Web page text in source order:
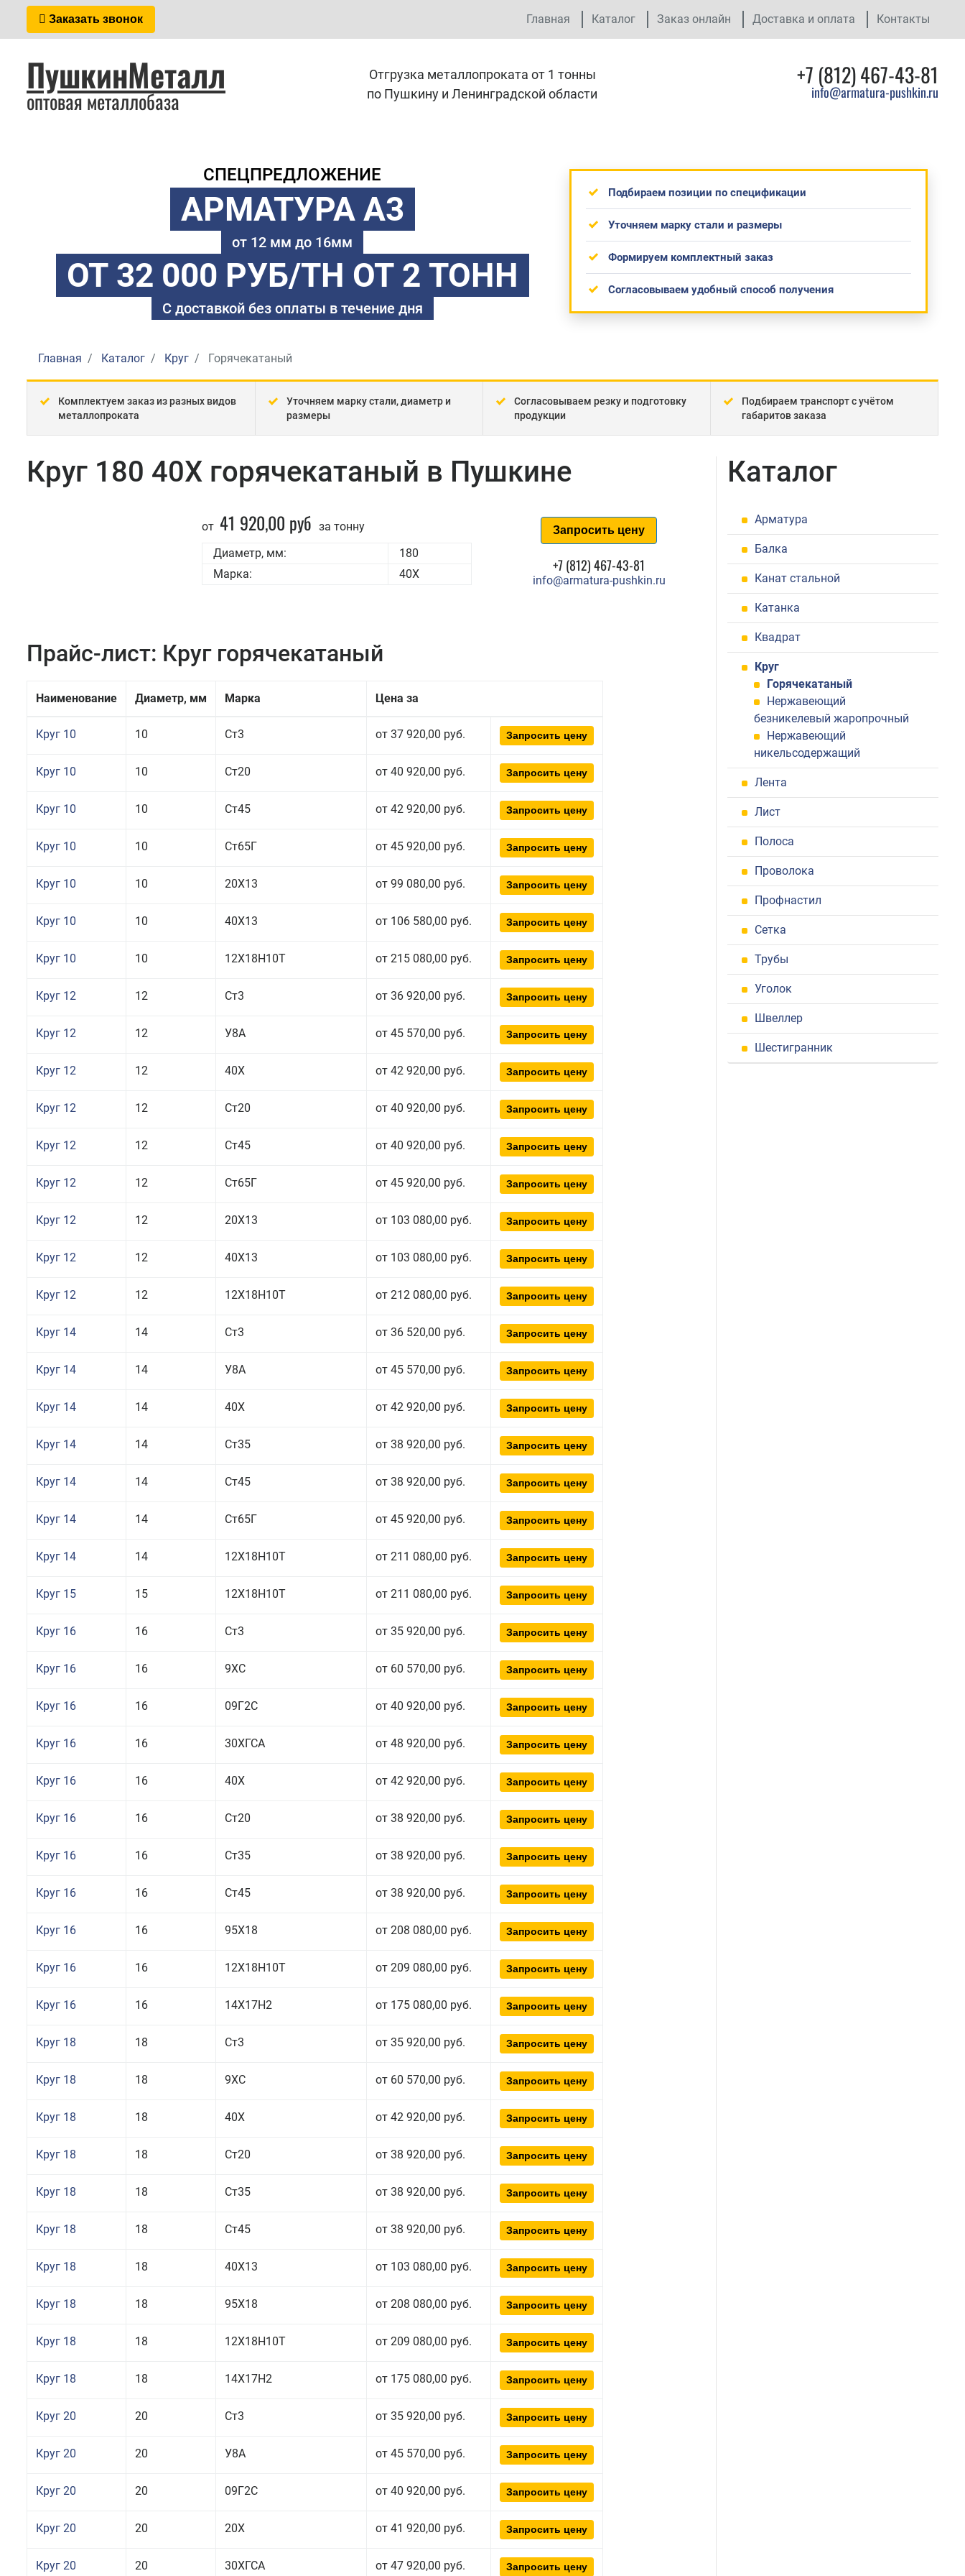
Заказать звонок Главная Каталог Заказ онлайн Доставка и оплата Контакты
ПушкинМеталл
оптовая металлобаза
Отгрузка металлопроката от 1 тонны
по Пушкину и Ленинградской области
+7 (812) 467-43-81
info@armatura-pushkin.ru
СПЕЦПРЕДЛОЖЕНИЕ
АРМАТУРА А3
от 12 мм до 16мм
ОТ 32 000 РУБ/ТН ОТ 2 ТОНН
С доставкой без оплаты в течение дня
Подбираем позиции по спецификации
Уточняем марку стали и размеры
Формируем комплектный заказ
Согласовываем удобный способ получения
Главная Каталог Круг Горячекатаный
Комплектуем заказ из разных видов
металлопроката
Уточняем марку стали, диаметр и
размеры
Согласовываем резку и подготовку
продукции
Подбираем транспорт с учётом
габаритов заказа
Круг 180 40Х горячекатаный в Пушкине
от 41 920,00 руб за тонну
Диаметр, мм:
180
Марка:
40Х
Запросить цену
+7 (812) 467-43-81
info@armatura-pushkin.ru
Прайс-лист: Круг горячекатаный
Наименование Диаметр, мм Марка Цена за
Круг 10 10 Ст3 от 37 920,00 руб. Запросить цену
Круг 10 10 Ст20 от 40 920,00 руб. Запросить цену
Круг 10 10 Ст45 от 42 920,00 руб. Запросить цену
Круг 10 10 Ст65Г от 45 920,00 руб. Запросить цену
Круг 10 10 20Х13 от 99 080,00 руб. Запросить цену
Круг 10 10 40Х13 от 106 580,00 руб. Запросить цену
Круг 10 10 12Х18Н10Т от 215 080,00 руб. Запросить цену
Круг 12 12 Ст3 от 36 920,00 руб. Запросить цену
Круг 12 12 У8А от 45 570,00 руб. Запросить цену
Круг 12 12 40Х от 42 920,00 руб. Запросить цену
Круг 12 12 Ст20 от 40 920,00 руб. Запросить цену
Круг 12 12 Ст45 от 40 920,00 руб. Запросить цену
Круг 12 12 Ст65Г от 45 920,00 руб. Запросить цену
Круг 12 12 20Х13 от 103 080,00 руб. Запросить цену
Круг 12 12 40Х13 от 103 080,00 руб. Запросить цену
Круг 12 12 12Х18Н10Т от 212 080,00 руб. Запросить цену
Круг 14 14 Ст3 от 36 520,00 руб. Запросить цену
Круг 14 14 У8А от 45 570,00 руб. Запросить цену
Круг 14 14 40Х от 42 920,00 руб. Запросить цену
Круг 14 14 Ст35 от 38 920,00 руб. Запросить цену
Круг 14 14 Ст45 от 38 920,00 руб. Запросить цену
Круг 14 14 Ст65Г от 45 920,00 руб. Запросить цену
Круг 14 14 12Х18Н10Т от 211 080,00 руб. Запросить цену
Круг 15 15 12Х18Н10Т от 211 080,00 руб. Запросить цену
Круг 16 16 Ст3 от 35 920,00 руб. Запросить цену
Круг 16 16 9ХС от 60 570,00 руб. Запросить цену
Круг 16 16 09Г2С от 40 920,00 руб. Запросить цену
Круг 16 16 30ХГСА от 48 920,00 руб. Запросить цену
Круг 16 16 40Х от 42 920,00 руб. Запросить цену
Круг 16 16 Ст20 от 38 920,00 руб. Запросить цену
Круг 16 16 Ст35 от 38 920,00 руб. Запросить цену
Круг 16 16 Ст45 от 38 920,00 руб. Запросить цену
Круг 16 16 95Х18 от 208 080,00 руб. Запросить цену
Круг 16 16 12Х18Н10Т от 209 080,00 руб. Запросить цену
Круг 16 16 14Х17Н2 от 175 080,00 руб. Запросить цену
Круг 18 18 Ст3 от 35 920,00 руб. Запросить цену
Круг 18 18 9ХС от 60 570,00 руб. Запросить цену
Круг 18 18 40Х от 42 920,00 руб. Запросить цену
Круг 18 18 Ст20 от 38 920,00 руб. Запросить цену
Круг 18 18 Ст35 от 38 920,00 руб. Запросить цену
Круг 18 18 Ст45 от 38 920,00 руб. Запросить цену
Круг 18 18 40Х13 от 103 080,00 руб. Запросить цену
Круг 18 18 95Х18 от 208 080,00 руб. Запросить цену
Круг 18 18 12Х18Н10Т от 209 080,00 руб. Запросить цену
Круг 18 18 14Х17Н2 от 175 080,00 руб. Запросить цену
Круг 20 20 Ст3 от 35 920,00 руб. Запросить цену
Круг 20 20 У8А от 45 570,00 руб. Запросить цену
Круг 20 20 09Г2С от 40 920,00 руб. Запросить цену
Круг 20 20 20Х от 41 920,00 руб. Запросить цену
Круг 20 20 30ХГСА от 47 920,00 руб. Запросить цену
Каталог
Арматура
Балка
Канат стальной
Катанка
Квадрат
Круг
Горячекатаный
Нержавеющий
безникелевый жаропрочный
Нержавеющий
никельсодержащий
Лента
Лист
Полоса
Проволока
Профнастил
Сетка
Трубы
Уголок
Швеллер
Шестигранник